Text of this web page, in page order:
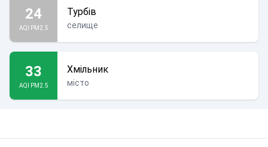
24
AQI PM2.5
Турбів
селище
33
AQI PM2.5
Хмільник
місто